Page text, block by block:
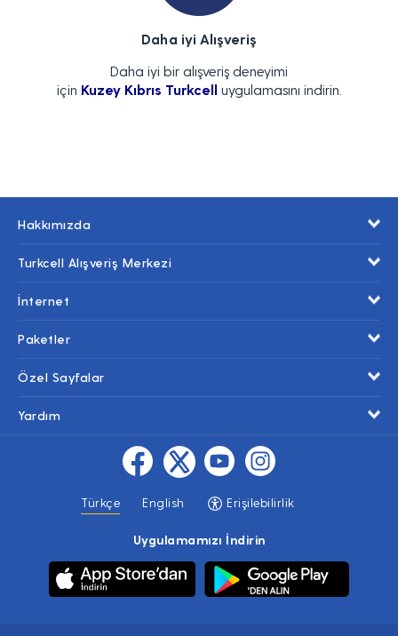
Daha iyi Alışveriş
Daha iyi bir alışveriş deneyimi
için Kuzey Kıbrıs Turkcell uygulamasını indirin.
Hakkımızda
Turkcell Alışveriş Merkezi
İnternet
Paketler
Özel Sayfalar
Yardım
Türkçe English Erişilebilirlik
Uygulamamızı İndirin